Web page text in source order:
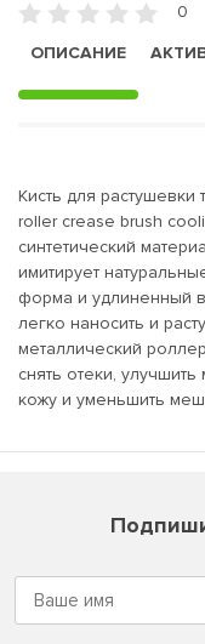
0
ОПИСАНИЕ
Кисть для
roller crease brush
синтетический
имитирует
форма и удлиненный
легко наносить и
металлический
снять отеки,
кожу и уменьшить